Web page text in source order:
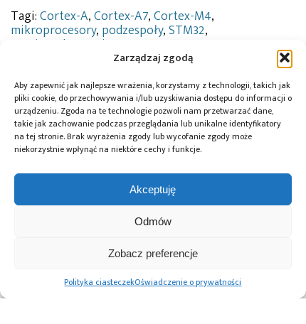
Zarządzaj zgodą
Aby zapewnić jak najlepsze wrażenia, korzystamy z technologii, takich jak
pliki cookie, do przechowywania i/lub uzyskiwania dostępu do informacji o
urządzeniu. Zgoda na te technologie pozwoli nam przetwarzać dane,
takie jak zachowanie podczas przeglądania lub unikalne identyfikatory
na tej stronie. Brak wyrażenia zgody lub wycofanie zgody może
niekorzystnie wpłynąć na niektóre cechy i funkcje.
Akceptuję
Odmów
Zobacz preferencje
Polityka ciasteczekOświadczenie o prywatności
Tagi:Cortex-A,Cortex-A7,Cortex-M4,
mikroprocesory, podzespoły,STM32,
STMicroelectronics
Przeczytaj również:
ICS wprowadza
10 lat Finder
Polska – jubileusz
z perspektywą
Association
dotyczącą
elektronicznych